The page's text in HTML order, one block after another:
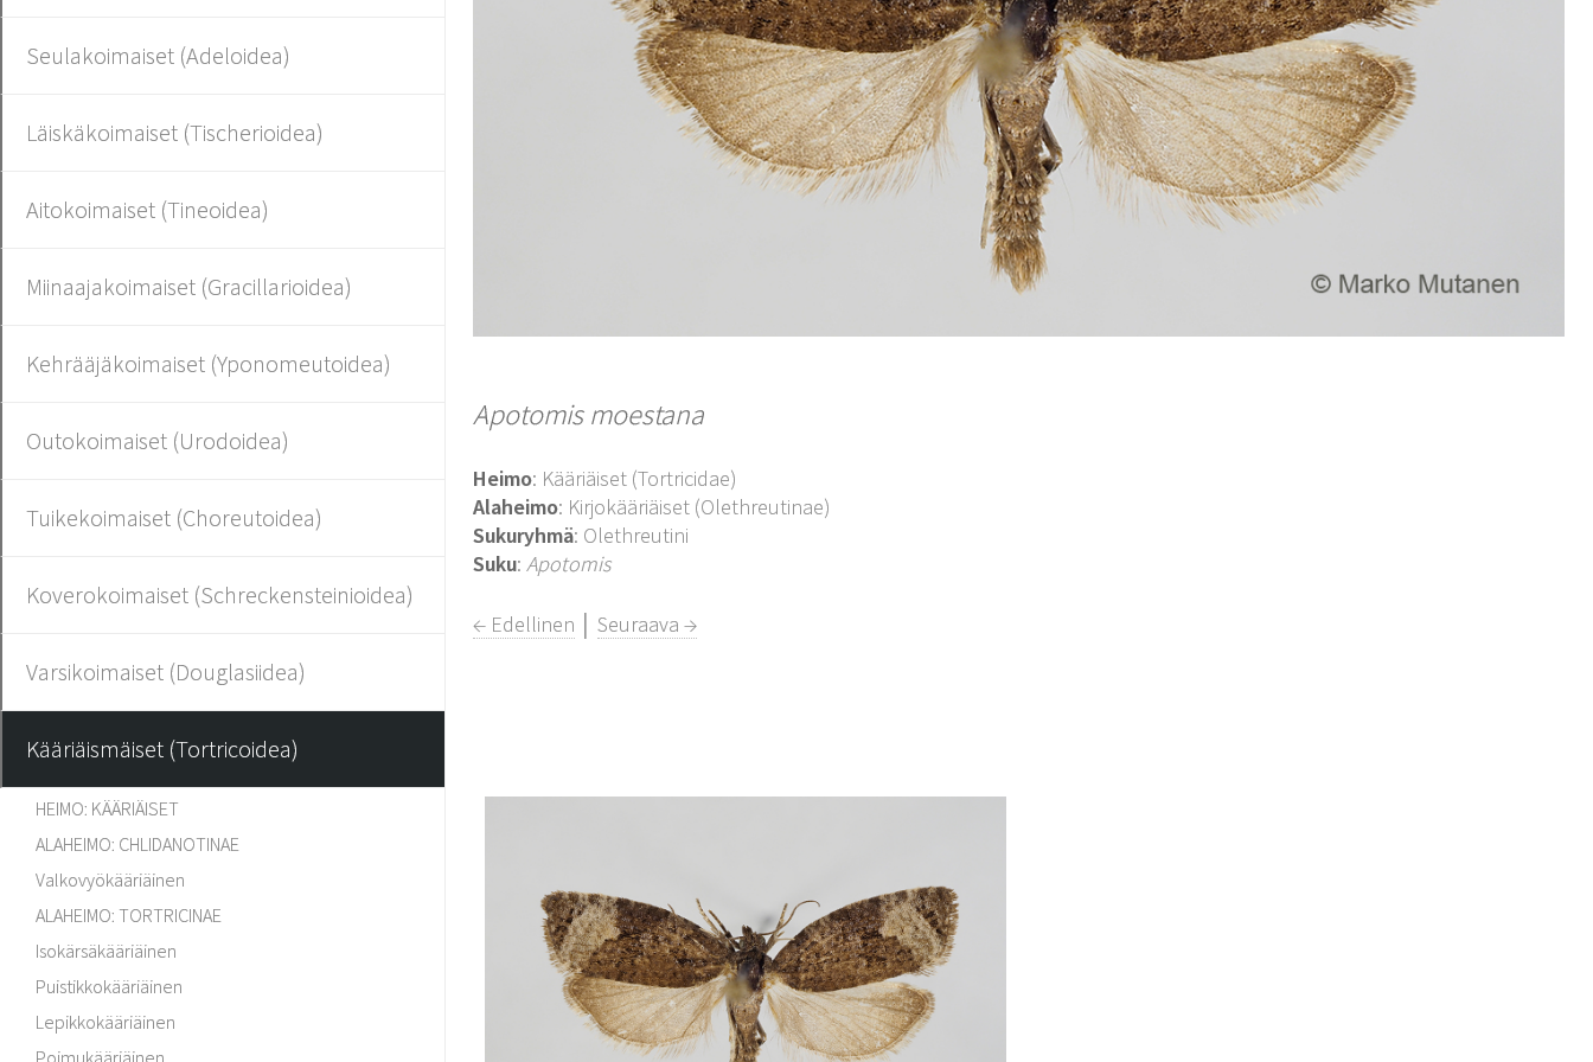
Seulakoimaiset (Adeloidea)
Läiskäkoimaiset (Tischerioidea)
Aitokoimaiset (Tineoidea)
Miinaajakoimaiset (Gracillarioidea)
Kehrääjäkoimaiset (Yponomeutoidea)
Outokoimaiset (Urodoidea)
Tuikekoimaiset (Choreutoidea)
Koverokoimaiset (Schreckensteinioidea)
Varsikoimaiset (Douglasiidea)
Kääriäismäiset (Tortricoidea)
HEIMO: KÄÄRIÄISET
ALAHEIMO: CHLIDANOTINAE
Valkovyökääriäinen
ALAHEIMO: TORTRICINAE
Isokärsäkääriäinen
Puistikkokääriäinen
Lepikkokääriäinen
Poimukääriäinen
Apotomis moestana
Heimo: Kääriäiset (Tortricidae)
Alaheimo: Kirjokääriäiset (Olethreutinae)
Sukuryhmä: Olethreutini
Suku:Apotomis
← Edellinen │Seuraava →